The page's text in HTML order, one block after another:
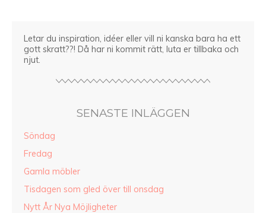
Letar du inspiration, idéer eller vill ni kanska bara ha ett
gott skratt??! Då har ni kommit rätt, luta er tillbaka och
njut.
SENASTE INLÄGGEN
Söndag
Fredag
Gamla möbler
Tisdagen som gled över till onsdag
Nytt År Nya Möjligheter